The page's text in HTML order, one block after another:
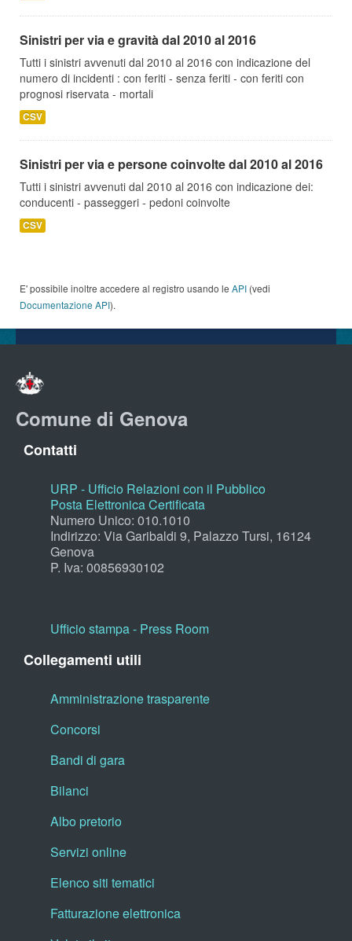
Sinistri per via e gravità dal 2010 al 2016
Tutti i sinistri avvenuti dal 2010 al 2016 con indicazione del
numero di incidenti : con feriti - senza feriti - con feriti con
prognosi riservata - mortali
CSV
Sinistri per via e persone coinvolte dal 2010 al 2016
Tutti i sinistri avvenuti dal 2010 al 2016 con indicazione dei:
conducenti - passeggeri - pedoni coinvolte
CSV
E' possibile inoltre accedere al registro usando le API (vedi
Documentazione API).
Comune di Genova
Contatti
URP - Ufficio Relazioni con il Pubblico
Posta Elettronica Certificata
Numero Unico: 010.1010
Indirizzo: Via Garibaldi 9, Palazzo Tursi, 16124
Genova
P. Iva: 00856930102
Ufficio stampa - Press Room
Collegamenti utili
Amministrazione trasparente
Concorsi
Bandi di gara
Bilanci
Albo pretorio
Servizi online
Elenco siti tematici
Fatturazione elettronica